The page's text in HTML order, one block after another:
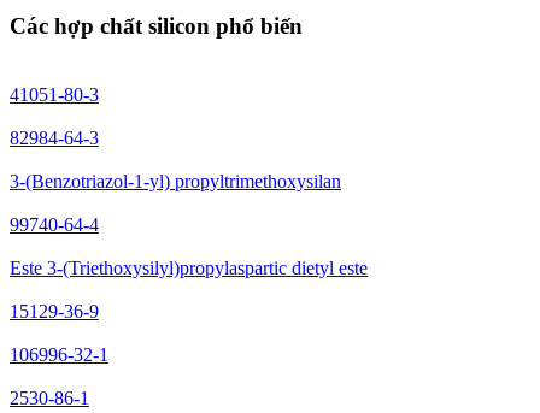
Các hợp chất silicon phổ biến
41051-80-3
82984-64-3
3-(Benzotriazol-1-yl) propyltrimethoxysilan
99740-64-4
Este 3-(Triethoxysilyl)propylaspartic dietyl este
15129-36-9
106996-32-1
2530-86-1